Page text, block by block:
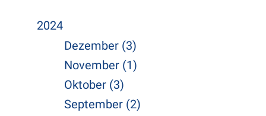
2024
Dezember (3)
November (1)
Oktober (3)
September (2)